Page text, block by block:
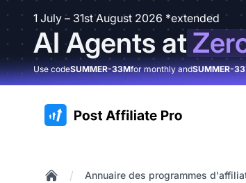
1 July – 31st August 2026 *extended
AI Agents at
Use codeSUMMER-33Mfor monthly andSUMMER-
:site.title
/ Annuaire des programmes